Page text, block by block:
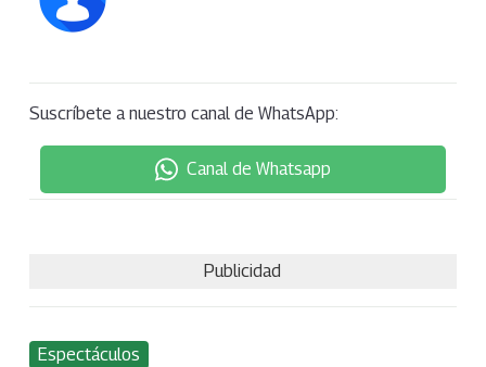
Suscríbete a nuestro canal de WhatsApp:
Canal de Whatsapp
Publicidad
Espectáculos